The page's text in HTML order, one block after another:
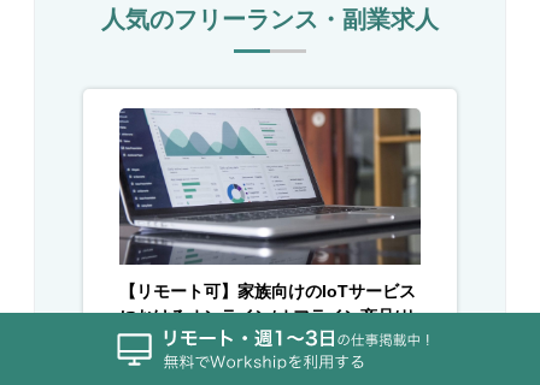
人気のフリーランス・副業求人
【リモート可】家族向けのIoTサービス
におけるオンライン/オフライン商品/サ
ービスマーケティングを担当するマー
ケターを募集